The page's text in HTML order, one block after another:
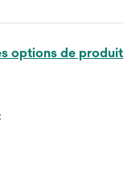
options de produit